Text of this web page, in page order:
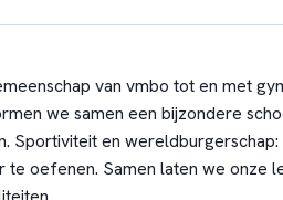
van vmbo tot en met
we samen een bijzondere
en wereldburgerschap:
oefenen. Samen laten we onze